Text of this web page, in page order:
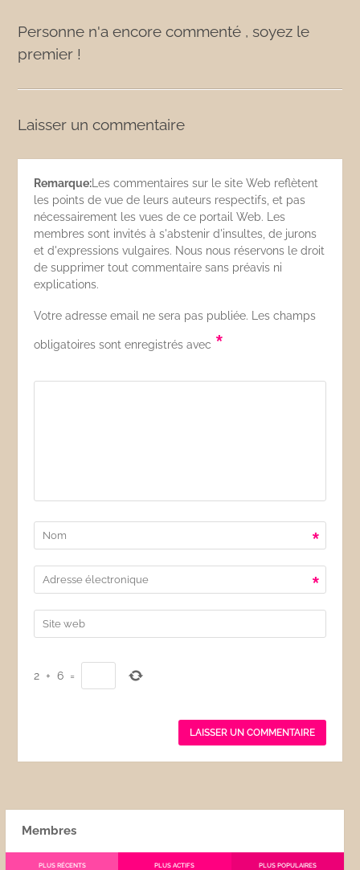
Personne n'a encore commenté , soyez le
premier !
Laisser un commentaire
Remarque: Les commentaires sur le site Web reflètent
les points de vue de leurs auteurs respectifs, et pas
nécessairement les vues de ce portail Web. Les
membres sont invités à s'abstenir d'insultes, de jurons
et d'expressions vulgaires. Nous nous réservons le droit
de supprimer tout commentaire sans préavis ni
explications.
Votre adresse email ne sera pas publiée. Les champs
obligatoires sont enregistrés avec *
*
*
2 + 6 =
Membres
PLUS RÉCENTS PLUS ACTIFS PLUS POPULAIRES